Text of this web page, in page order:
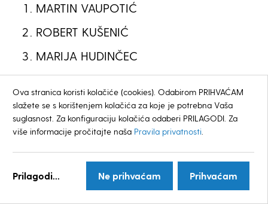
MARTIN VAUPOTIĆ
ROBERT KUŠENIĆ
MARIJA HUDINČEC
MO Taraščice
Predsjednik
Ova stranica koristi kolačiće (cookies). Odabirom PRIHVAĆAM
slažete se s korištenjem kolačića za koje je potrebna Vaša
suglasnost. Za konfiguraciju kolačića odaberi PRILAGODI. Za
više informacije pročitajte naša Pravila privatnosti
Prilagodi... Ne prihvaćam Prihvaćam